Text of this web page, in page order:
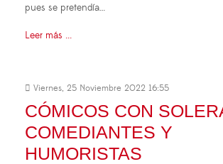
pues se pretendía…
Leer más ...
Viernes, 25 Noviembre 2022 16:55
CÓMICOS CON
COMEDIANTES Y
HUMORISTAS